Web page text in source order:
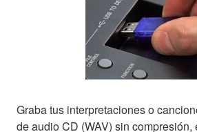
Graba tus interpretaciones o
de audio CD (WAV) sin compresión,